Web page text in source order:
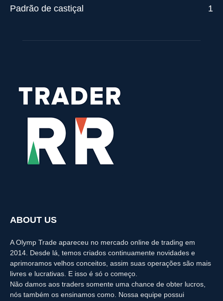
Padrão de castiçal
1
ABOUT US
A Olymp Trade apareceu no mercado online de trading em
2014. Desde lá, temos criados continuamente novidades e
aprimoramos velhos conceitos, assim suas operações são mais
livres e lucrativas. E isso é só o começo.
Não damos aos traders somente uma chance de obter lucros,
nós também os ensinamos como. Nossa equipe possui